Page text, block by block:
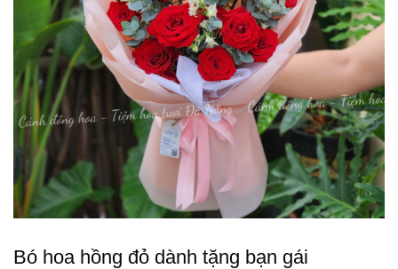
Bó hoa hồng đỏ dành tặng bạn gái